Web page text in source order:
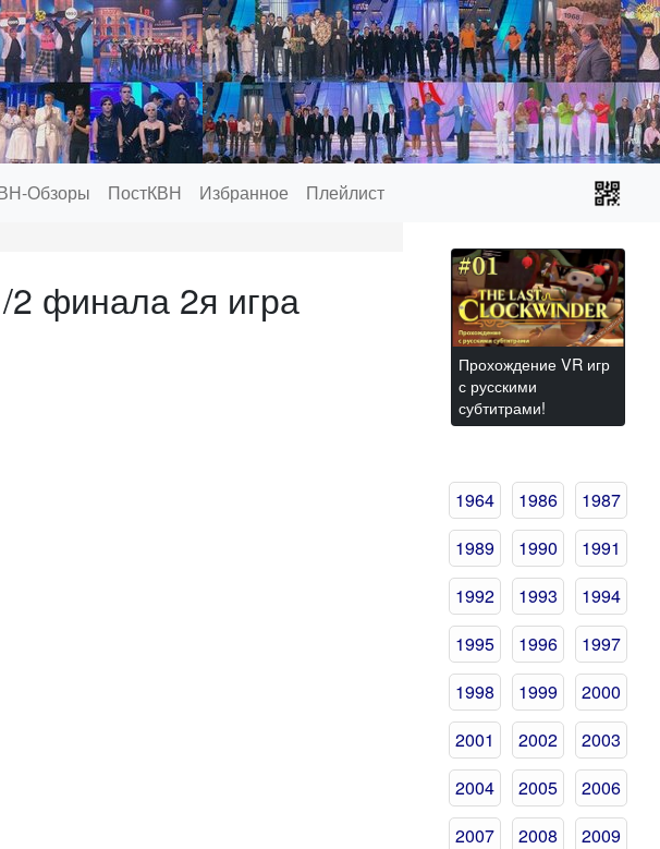
Обзоры ПостКВН Избранное Плейлист
финала 2я игра
Прохождение VR игр
с русскими
субтитрами!
1964 1986
1987
1989
1990
1991
1992
1993
1994
1995
1996
1997
1998
1999
2000
2001
2002
2003
2004
2005
2006
2007
2008
2009